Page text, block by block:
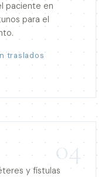
paciente en
para el
traslados
04
y fístulas